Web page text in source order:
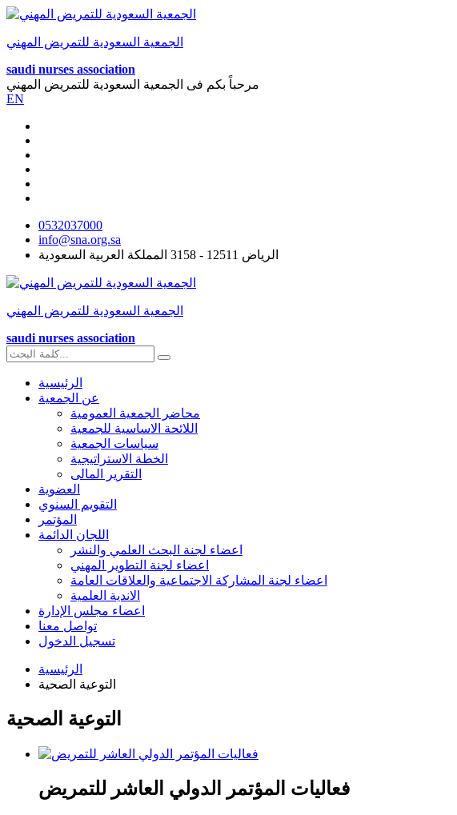
الجمعية السعودية للتمريض المهني
saudi nurses association
مرحباً بكم فى الجمعية السعودية للتمريض المهني
EN
0532037000
info@sna.org.sa
الرياض 12511 - 3158 المملكة العربية السعودية
الجمعية السعودية للتمريض المهني
saudi nurses association
الرئيسية
عن الجمعية
محاضر الجمعية العمومية
اللائحة الاساسية للجمعية
سياسات الجمعية
الخطة الاستراتيجية
التقرير المالى
العضوية
التقويم السنوي
المؤتمر
اللجان الدائمة
اعضاء لجنة البحث العلمي والنشر
اعضاء لجنة التطوير المهني
اعضاء لجنة المشاركة الاجتماعية والعلاقات العامة
الاندية العلمية
اعضاء مجلس الإدارة
تواصل معنا
تسجيل الدخول
الرئيسية
التوعية الصحية
التوعية الصحية
فعاليات المؤتمر الدولي العاشر للتمريض